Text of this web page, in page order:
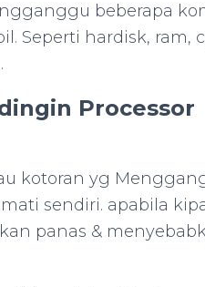
beberapa
Seperti hardisk, ram,
Processor
kotoran yg
sendiri. apabila
panas &